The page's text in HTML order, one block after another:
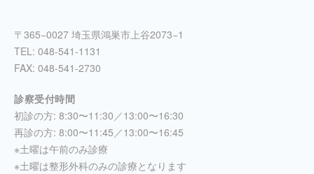
〒365−0027 埼玉県鴻巣市上谷2073−1
TEL: 048-541-1131
FAX: 048-541-2730
診察受付時間
初診の方: 8:30〜11:30／13:00〜16:30
再診の方: 8:00〜11:45／13:00〜16:45
※土曜は午前のみ診療
※土曜は整形外科のみの診療となります